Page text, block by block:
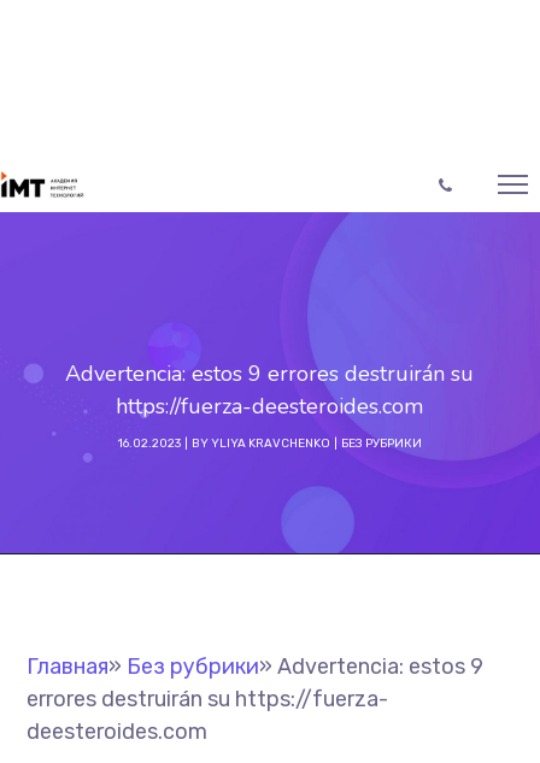
Advertencia: estos 9 errores destruirán su
https://fuerza-deesteroides.com
16.02.2023 BYYLIYA KRAVCHENKO БЕЗ РУБРИКИ
Главная» Без рубрики»Advertencia: estos 9
errores destruirán su https://fuerza-
deesteroides.com